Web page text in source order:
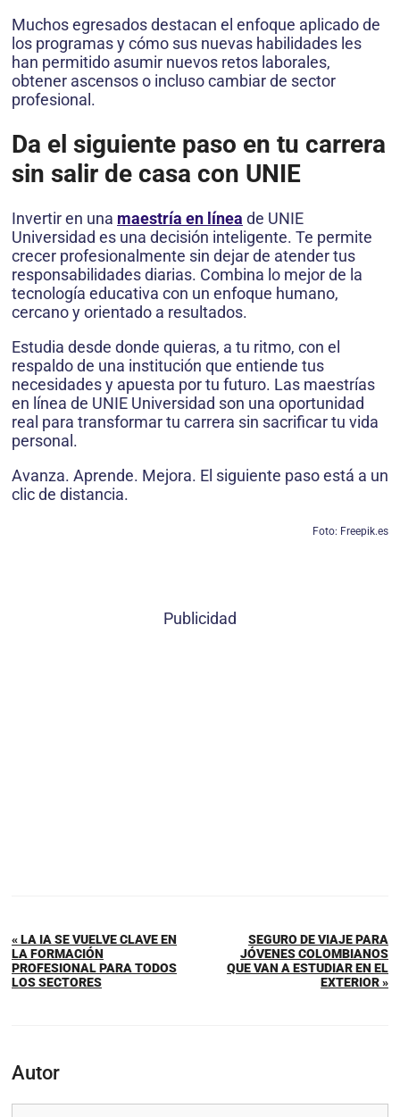
Muchos egresados destacan el enfoque aplicado de
los programas y cómo sus nuevas habilidades les
han permitido asumir nuevos retos laborales,
obtener ascensos o incluso cambiar de sector
profesional.
Da el siguiente paso en tu carrera
sin salir de casa con UNIE
Invertir en una maestría en línea de UNIE
Universidad es una decisión inteligente. Te permite
crecer profesionalmente sin dejar de atender tus
responsabilidades diarias. Combina lo mejor de la
tecnología educativa con un enfoque humano,
cercano y orientado a resultados.
Estudia desde donde quieras, a tu ritmo, con el
respaldo de una institución que entiende tus
necesidades y apuesta por tu futuro. Las maestrías
en línea de UNIE Universidad son una oportunidad
real para transformar tu carrera sin sacrificar tu vida
personal.
Avanza. Aprende. Mejora. El siguiente paso está a un
clic de distancia.
Foto: Freepik.es
Publicidad
« LA IA SE VUELVE CLAVE EN
LA FORMACIÓN
PROFESIONAL PARA TODOS
LOS SECTORES
SEGURO DE VIAJE PARA
JÓVENES COLOMBIANOS
QUE VAN A ESTUDIAR EN EL
EXTERIOR »
Autor